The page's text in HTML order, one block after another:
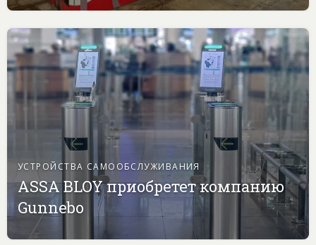
УСТРОЙСТВА САМООБСЛУЖИВАНИЯ
ASSA BLOY приобретет компанию
Gunnebo